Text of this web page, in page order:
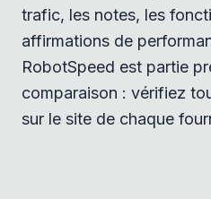
trafic, les notes, les
affirmations de
RobotSpeed est partie
comparaison : vérifiez
sur le site de chaque